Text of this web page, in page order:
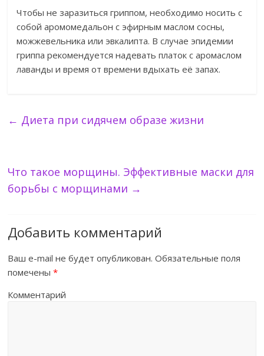
Чтобы не заразиться гриппом, необходимо носить с
собой аромомедальон с эфирным маслом сосны,
можжевельника или эвкалипта. В случае эпидемии
гриппа рекомендуется надевать платок с аромаслом
лаванды и время от времени вдыхать её запах.
← Диета при сидячем образе жизни
Что такое морщины. Эффективные маски для
борьбы с морщинами →
Добавить комментарий
Ваш e-mail не будет опубликован. Обязательные поля
помечены*
Комментарий